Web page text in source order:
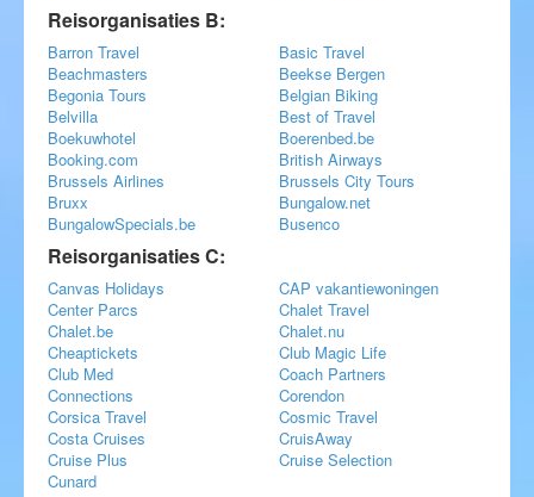
Reisorganisaties B:
Barron Travel
Basic Travel
Beachmasters
Beekse Bergen
Begonia Tours
Belgian Biking
Belvilla
Best of Travel
Boekuwhotel
Boerenbed.be
Booking.com
British Airways
Brussels Airlines
Brussels City Tours
Bruxx
Bungalow.net
BungalowSpecials.be
Busenco
Reisorganisaties C:
Canvas Holidays
CAP vakantiewoningen
Center Parcs
Chalet Travel
Chalet.be
Chalet.nu
Cheaptickets
Club Magic Life
Club Med
Coach Partners
Connections
Corendon
Corsica Travel
Cosmic Travel
Costa Cruises
CruisAway
Cruise Plus
Cruise Selection
Cunard